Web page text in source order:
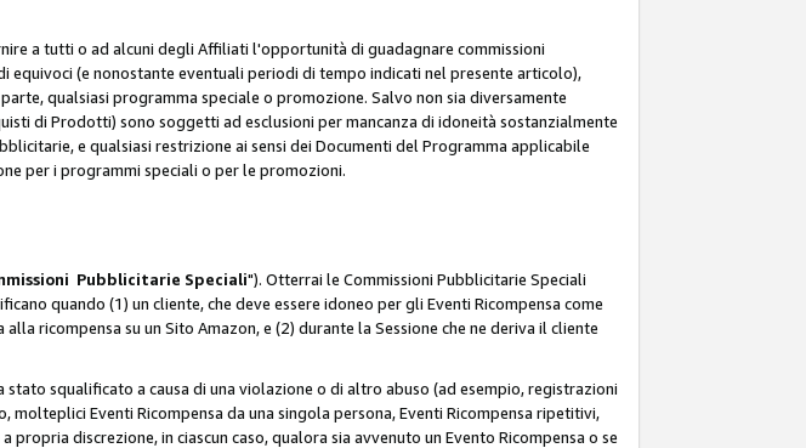
a tutti o ad alcuni degli Affiliati l'opportunità di guadagnare commissioni
equivoci (e nonostante eventuali periodi di tempo indicati nel presente articolo),
qualsiasi programma speciale o promozione. Salvo non sia diversamente
di Prodotti) sono soggetti ad esclusioni per mancanza di idoneità sostanzialmente
e qualsiasi restrizione ai sensi dei Documenti del Programma applicabile
per i programmi speciali o per le promozioni.
Pubblicitarie Speciali"). Otterrai le Commissioni Pubblicitarie Speciali
quando (1) un cliente, che deve essere idoneo per gli Eventi Ricompensa come
ricompensa su un Sito Amazon, e (2) durante la Sessione che ne deriva il cliente
squalificato a causa di una violazione o di altro abuso (ad esempio, registrazioni
Eventi Ricompensa da una singola persona, Eventi Ricompensa ripetitivi,
discrezione, in ciascun caso, qualora sia avvenuto un Evento Ricompensa o se